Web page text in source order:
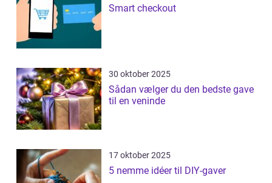
Smart checkout
30 oktober 2025
Sådan vælger du den bedste gave
til en veninde
17 oktober 2025
5 nemme idéer til DIY-gaver